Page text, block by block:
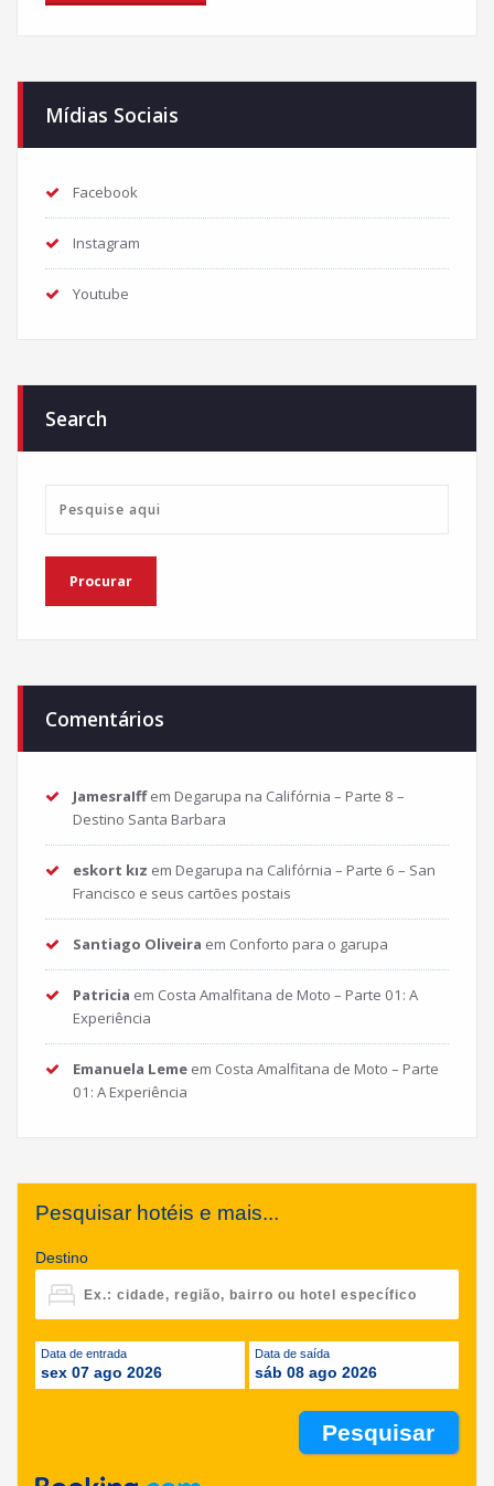
Mídias Sociais
Facebook
Instagram
Youtube
Search
Comentários
JamesraIffem Degarupa na Califórnia – Parte 8 –
Destino Santa Barbara
eskort kız em Degarupa na Califórnia – Parte 6 – San
Francisco e seus cartões postais
Santiago Oliveira em Conforto para o garupa
Patricia em Costa Amalfitana de Moto – Parte 01: A
Experiência
Emanuela Leme em Costa Amalfitana de Moto – Parte
01: A Experiência
Pesquisar hotéis e mais...
Destino
Data de entrada
sex 07 ago 2026
Data de saída
sáb 08 ago 2026